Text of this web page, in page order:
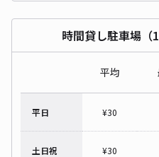
時間貸し駐車場（
平均
平日 ¥30
土日祝 ¥30